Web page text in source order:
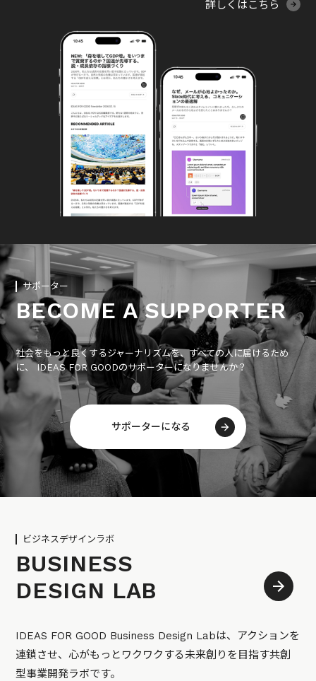
詳しくはこちら
サポーター
BECOME A SUPPORTER
社会をもっと良くするジャーナリズムを、すべての人に届けるため
に、 IDEAS FOR GOODのサポーターになりませんか？
サポーターになる
ビジネスデザインラボ
BUSINESS
DESIGN LAB
IDEAS FOR GOOD Business Design Labは、アクションを
連鎖させ、心がもっとワクワクする未来創りを目指す共創
型事業開発ラボです。